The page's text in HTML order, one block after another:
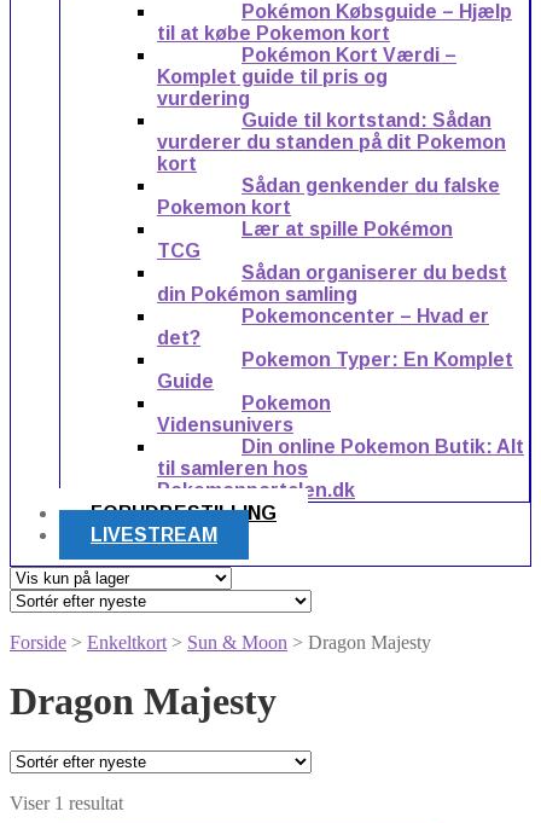
Pokémon Købsguide – Hjælp
til at købe Pokemon kort
Pokémon Kort Værdi –
Komplet guide til pris og
vurdering
Guide til kortstand: Sådan
vurderer du standen på dit Pokemon
kort
Sådan genkender du falske
Pokemon kort
Lær at spille Pokémon
TCG
Sådan organiserer du bedst
din Pokémon samling
Pokemoncenter – Hvad er
det?
Pokemon Typer: En Komplet
Guide
Pokemon
Vidensunivers
Din online Pokemon Butik: Alt
til samleren hos
Pokemonportalen.dk
FORUDBESTILLING
LIVESTREAM
Forside > Enkeltkort > Sun & Moon > Dragon Majesty
Dragon Majesty
Viser 1 resultat